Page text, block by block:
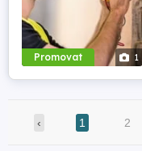
Promovat 1
‹ 1 2